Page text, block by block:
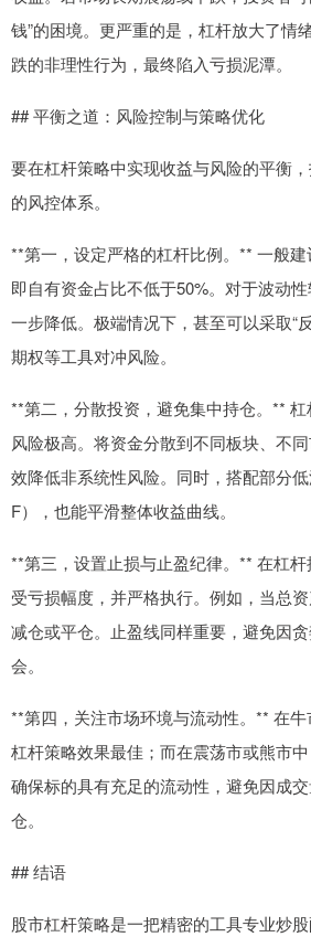
钱”的困境。更严重的是，杠杆放大了情
跌的非理性行为，最终陷入亏损泥潭。
## 平衡之道：风险控制与策略优化
要在杠杆策略中实现收益与风险的平衡
的风控体系。
**第一，设定严格的杠杆比例。** 一般建
即自有资金占比不低于50%。对于波动
一步降低。极端情况下，甚至可以采取“
期权等工具对冲风险。
**第二，分散投资，避免集中持仓。**
风险极高。将资金分散到不同板块、不
效降低非系统性风险。同时，搭配部分
F），也能平滑整体收益曲线。
**第三，设置止损与止盈纪律。** 在杠
受亏损幅度，并严格执行。例如，当总
减仓或平仓。止盈线同样重要，避免因
会。
**第四，关注市场环境与流动性。** 在牛
杠杆策略效果最佳；而在震荡市或熊市
确保标的具有充足的流动性，避免因成
仓。
## 结语
股市杠杆策略是一把精密的工具专业炒